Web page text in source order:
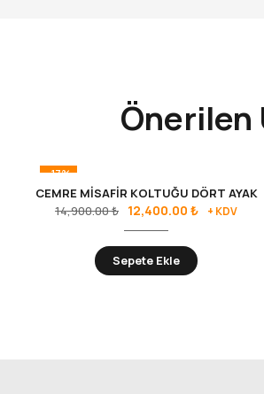
Önerilen
-17%
CEMRE MİSAFİR KOLTUĞU DÖRT AYAK
14,900.00₺ 12,400.00 ₺ + KDV
Sepete Ekle